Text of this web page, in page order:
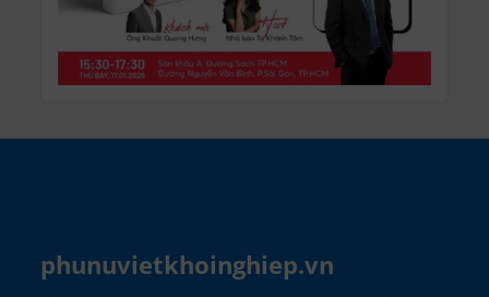
phunuvietkhoinghiep.vn